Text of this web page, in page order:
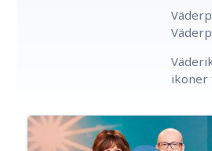
ikoner